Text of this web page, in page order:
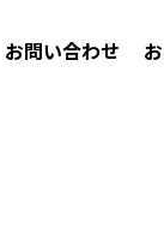
お問い合わせ